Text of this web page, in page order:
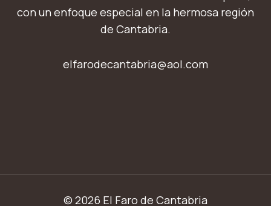
con un enfoque especial en la hermosa región
de Cantabria.
elfarodecantabria@aol.com
© 2026 El Faro de Cantabria